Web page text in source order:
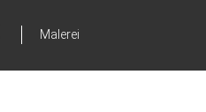
Malerei